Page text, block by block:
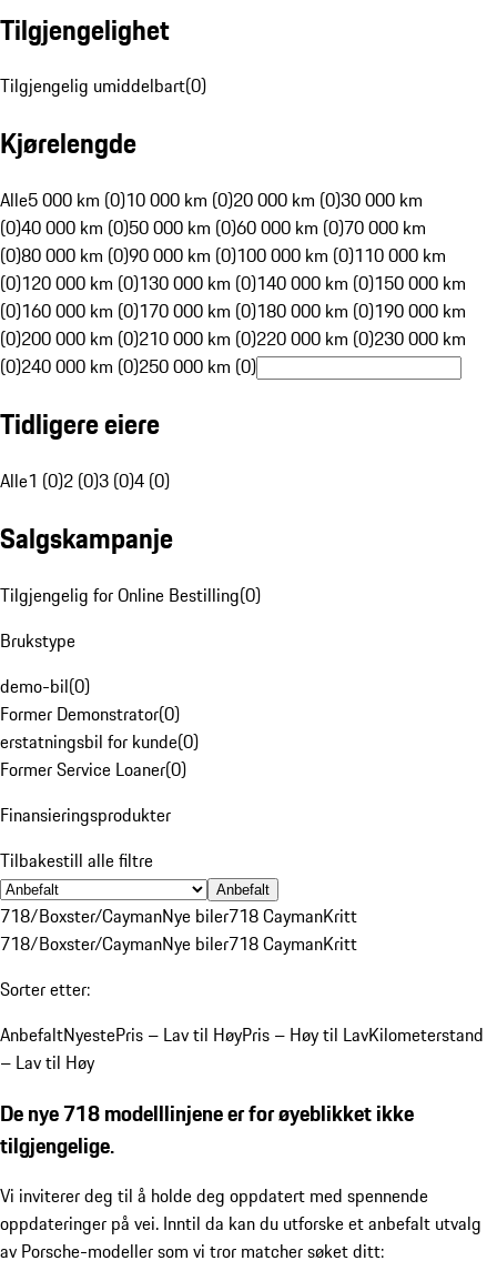
Tilgjengelighet
Tilgjengelig umiddelbart(0)
Kjørelengde
Alle5 000 km (0)10 000 km (0)20 000 km (0)30 000 km
(0)40 000 km (0)50 000 km (0)60 000 km (0)70 000 km
(0)80 000 km (0)90 000 km (0)100 000 km (0)110 000 km
(0)120 000 km (0)130 000 km (0)140 000 km (0)150 000 km
(0)160 000 km (0)170 000 km (0)180 000 km (0)190 000 km
(0)200 000 km (0)210 000 km (0)220 000 km (0)230 000 km
(0)240 000 km (0)250 000 km (0)
Tidligere eiere
Alle1 (0)2 (0)3 (0)4 (0)
Salgskampanje
Tilgjengelig for Online Bestilling(0)
Brukstype
demo-bil(0)
Former Demonstrator(0)
erstatningsbil for kunde(0)
Former Service Loaner(0)
Finansieringsprodukter
Tilbakestill alle filtre
Anbefalt
718/Boxster/CaymanNye biler718 CaymanKritt
718/Boxster/CaymanNye biler718 CaymanKritt
Sorter etter:
AnbefaltNyestePris – Lav til HøyPris – Høy til LavKilometerstand
– Lav til Høy
De nye 718 modelllinjene er for øyeblikket ikke
tilgjengelige.
Vi inviterer deg til å holde deg oppdatert med spennende
oppdateringer på vei. Inntil da kan du utforske et anbefalt utvalg
av Porsche-modeller som vi tror matcher søket ditt: